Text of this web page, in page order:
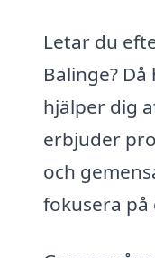
Letar du
Bälinge?
hjälper dig
erbjuder
och
fokusera